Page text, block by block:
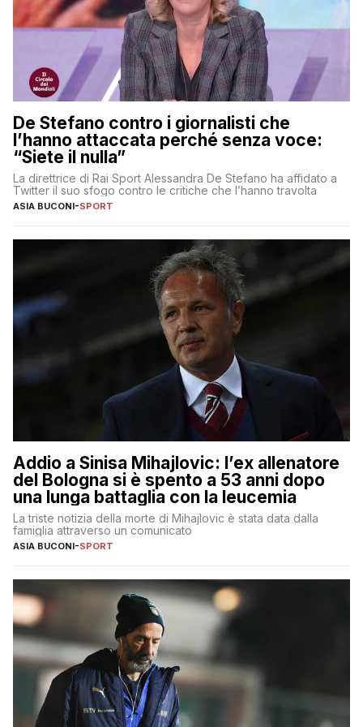
De Stefano contro i giornalisti che
l’hanno attaccata perché senza voce:
“Siete il nulla”
La direttrice di Rai Sport Alessandra De Stefano ha affidato a
Twitter il suo sfogo contro le critiche che l’hanno travolta
ASIA BUCONI-SPORT
Addio a Sinisa Mihajlovic: l’ex allenatore
del Bologna si è spento a 53 anni dopo
una lunga battaglia con la leucemia
La triste notizia della morte di Mihajlovic è stata data dalla
famiglia attraverso un comunicato
ASIA BUCONI-SPORT